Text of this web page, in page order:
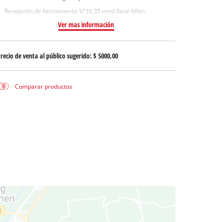
Recepción de herramienta ¼“ (6,35 mm) llave Allen
Ver mas información
de venta al público sugerido: $ 5000,00
Comparar productos